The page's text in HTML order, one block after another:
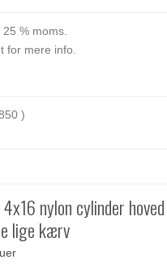
% moms.
for mere info.
)
nylon cylinder hoved
lige kærv